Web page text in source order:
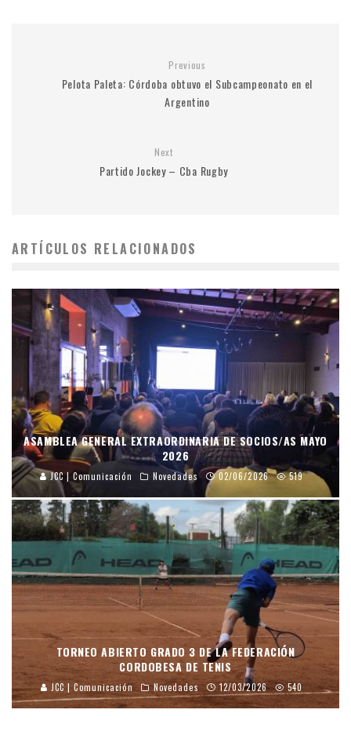
Previous
Pelota Paleta: Córdoba obtuvo el Subcampeonato en el
Argentino
Next
Partido Jockey – Cba Rugby
ARTÍCULOS RELACIONADOS
ASAMBLEA GENERAL EXTRAORDINARIA DE SOCIOS/AS MAYO
2026
JCC | Comunicación Novedades 02/06/2026 519
TORNEO ABIERTO GRADO 3 DE LA FEDERACIÓN
CORDOBESA DE TENIS
JCC | Comunicación Novedades 12/03/2026 540